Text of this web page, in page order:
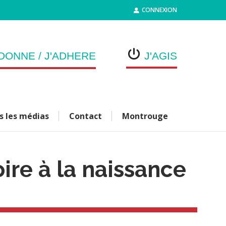
CONNEXION
/ J'ADHERE J'AGIS
les médias Contact Montrouge
à la naissance